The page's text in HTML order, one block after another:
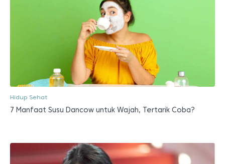
Hidup Sehat
7 Manfaat Susu Dancow untuk Wajah, Tertarik Coba?